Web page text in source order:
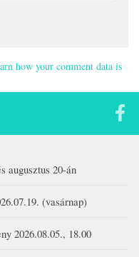
how your comment data is
augusztus 20-án
(vasárnap)
2026.08.05., 18.00